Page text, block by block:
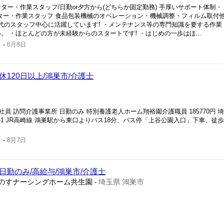
ター・作業スタッフ/日勤or夕方から(どちらか固定勤務) 手厚いサポート体制・
・作業スタッフ 食品包装機械のオペレーション・機械調整・フィルム取付
のスタッフ中心に活躍しています! ・メンテナンス等の専門知識を要する作業
・ほとんどの方が未経験からのスタートです! ・はじめの一歩はほ...
- 8月8日
120日以上/鴻巣市/介護士
員 訪問介護事業所 日勤のみ 特別養護老人ホーム翔裕園介護職員 185770円 埼
JR高崎線 鴻巣駅から東口よりバス18分、バス停「上谷公園入口」下車、徒歩
- 8月7日
勤のみ/高給与/鴻巣市/介護士
すナーシングホーム共生園 - 埼玉県 鴻巣市